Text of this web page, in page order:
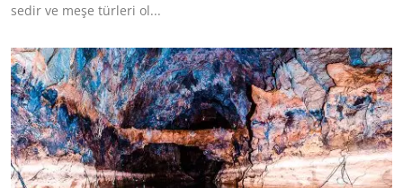
sedir ve meşe türleri ol...